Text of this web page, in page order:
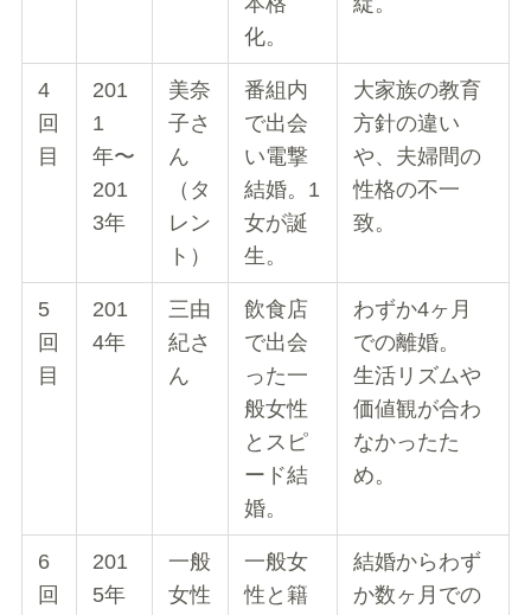
化。
4
回
目
201
1
年〜
201
3年
美奈
子さ
ん
（タ
レン
ト）
番組内
で出会
い電撃
結婚。1
女が誕
生。
大家族の教育
方針の違い
や、夫婦間の
性格の不一
致。
5
回
目
201
4年
三由
紀さ
ん
飲食店
で出会
った一
般女性
とスピ
ード結
婚。
わずか4ヶ月
での離婚。
生活リズムや
価値観が合わ
なかったた
め。
6
回
201
5年
一般
女性
一般女
性と籍
結婚からわず
か数ヶ月での